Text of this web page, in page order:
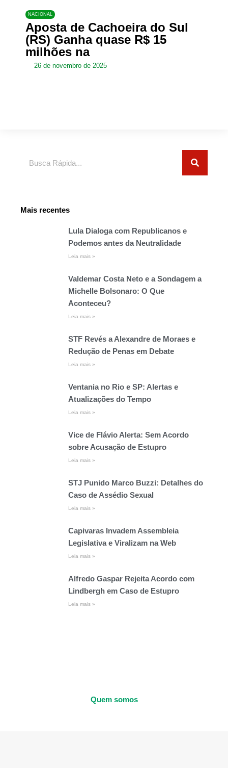
NACIONAL
Aposta de Cachoeira do Sul
(RS) Ganha quase R$ 15
milhões na
26 de novembro de 2025
Mais recentes
Lula Dialoga com Republicanos e
Podemos antes da Neutralidade
Leia mais »
Valdemar Costa Neto e a Sondagem a
Michelle Bolsonaro: O Que
Aconteceu?
Leia mais »
STF Revés a Alexandre de Moraes e
Redução de Penas em Debate
Leia mais »
Ventania no Rio e SP: Alertas e
Atualizações do Tempo
Leia mais »
Vice de Flávio Alerta: Sem Acordo
sobre Acusação de Estupro
Leia mais »
STJ Punido Marco Buzzi: Detalhes do
Caso de Assédio Sexual
Leia mais »
Capivaras Invadem Assembleia
Legislativa e Viralizam na Web
Leia mais »
Alfredo Gaspar Rejeita Acordo com
Lindbergh em Caso de Estupro
Leia mais »
Quem somos